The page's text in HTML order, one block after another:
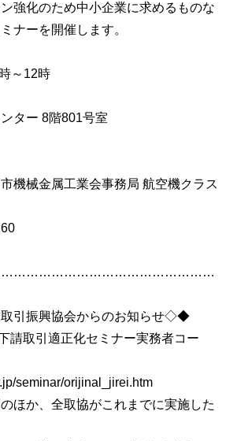
強化のため中小企業に求めるものな
ナーを開催します。
～12時
ター 8階801号室
機械金属工業会事務局 航空機クラス
引振興協会からのお知らせ◇◆
請取引適正化セミナー実務者コー
seminar/orijinal_jirei.htm
ほか、全取協がこれまでに実施した